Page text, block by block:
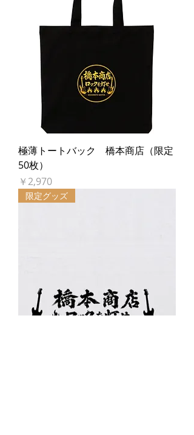
極薄トートバック 橋本商店（限定
50枚）
価格
￥2,970
限定グッズ